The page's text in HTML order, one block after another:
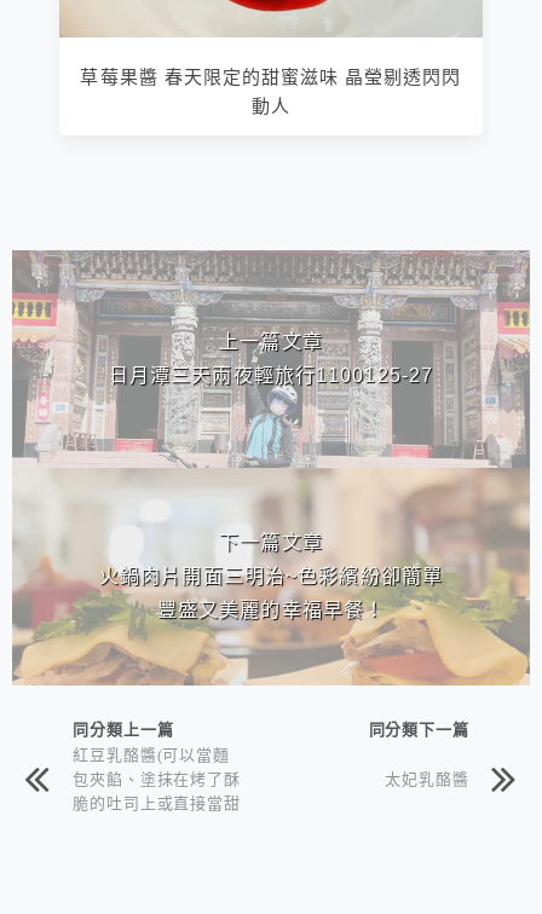
草莓果醬 春天限定的甜蜜滋味 晶瑩剔透閃閃
動人
相連文章
上一篇文章
日月潭三天兩夜輕旅行1100125-27
下一篇文章
火鍋肉片開面三明治~色彩繽紛卻簡單
豐盛又美麗的幸福早餐！
同分類上一篇
紅豆乳酪醬(可以當麵
包夾餡、塗抹在烤了酥
脆的吐司上或直接當甜
同分類下一篇
太妃乳酪醬